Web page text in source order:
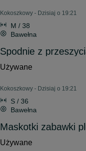
Kokoszkowy - Dzisiaj o 19:21
M / 38
Bawełna
Spodnie z
Używane
Kokoszkowy - Dzisiaj o 19:21
S / 36
Bawełna
Maskotki zabawki
Używane